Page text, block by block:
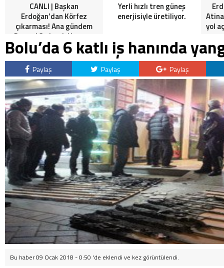
CANLI | Başkan
Erdoğan’dan Körfez
çıkarması! Ana gündem
Gazze | 3. durak Umman.
Yerli hızlı tren güneş
enerjisiyle üretiliyor.
yol
Bolu’da 6 katlı iş hanında
Paylaş Paylaş Paylaş
Bu haber 09 Ocak 2018 - 0:50 'de eklendi ve kez görüntülendi.